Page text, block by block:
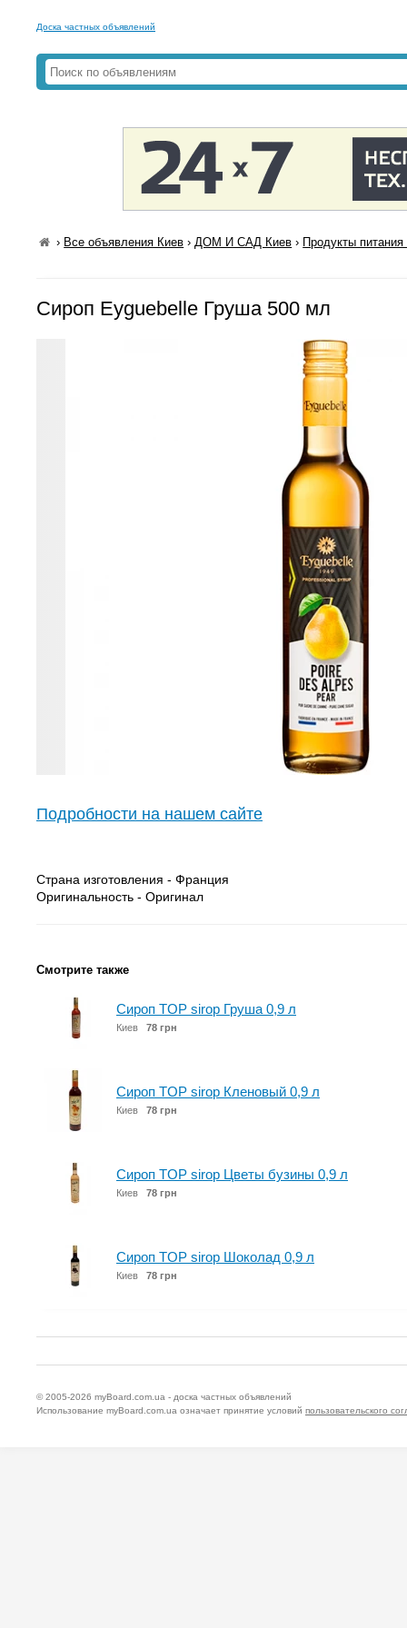
Доска частных объявлений
› Все объявления Киев ›ДОМ И САД Киев › Продукты
Сироп Eyguebelle Груша 500 мл
Подробности на нашем сайте
Страна изготовления - Франция
Оригинальность - Оригинал
Смотрите также
Сироп TOP sirop Груша 0,9 л
Киев 78 грн
Сироп TOP sirop Кленовый 0,9 л
Киев 78 грн
Сироп TOP sirop Цветы бузины 0,9 л
Киев 78 грн
Сироп TOP sirop Шоколад 0,9 л
Киев 78 грн
© 2005-2026 myBoard.com.ua - доска частных объявлений
Использование myBoard.com.ua означает принятие условий пользовательского